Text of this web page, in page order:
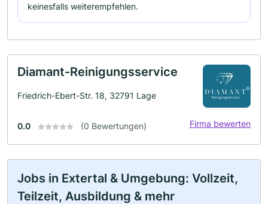
keinesfalls weiterempfehlen.
Diamant-Reinigungsservice
Friedrich-Ebert-Str. 18, 32791 Lage
0.0 (0 Bewertungen) Firma bewerten
Jobs in Extertal & Umgebung: Vollzeit,
Teilzeit, Ausbildung & mehr